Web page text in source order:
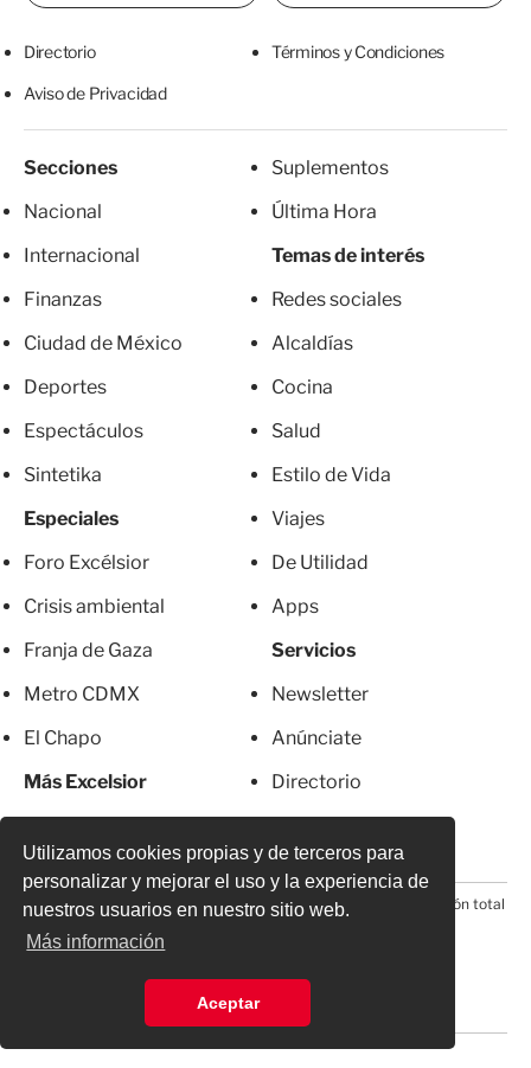
Utilizamos cookies propias y de terceros para
personalizar y mejorar el uso y la experiencia de
nuestros usuarios en nuestro sitio web.
Más información
Aceptar
Directorio Términos y Condiciones
Aviso de Privacidad
Secciones
Nacional
Internacional
Finanzas
Ciudad de México
Deportes
Espectáculos
Sintetika
Especiales
Foro Excélsior
Crisis ambiental
Franja de Gaza
Metro CDMX
El Chapo
Más Excelsior
Suplementos
Última Hora
Temas de interés
Redes sociales
Alcaldías
Cocina
Salud
Estilo de Vida
Viajes
De Utilidad
Apps
Servicios
Newsletter
Anúnciate
Directorio
© 2026 Todos los derechos reservados. Prohibida la reproducción total
o parcial, incluyendo cualquier medio electrónico*